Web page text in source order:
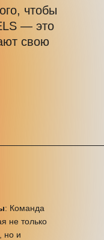
чтобы
— это
свою
: Команда
не только
но и